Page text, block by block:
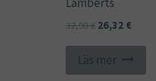
32,90€ Det
priset
var:
26,32 €Det
priset
är:
Läs mer